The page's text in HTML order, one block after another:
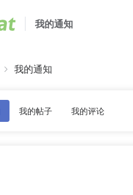
我的通知
我的通知
我的帖子 我的评论